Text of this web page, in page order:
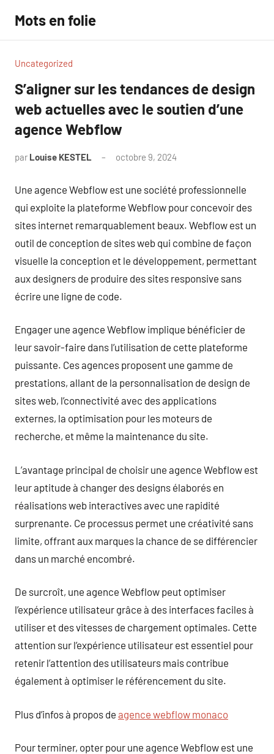
contenu
Mots en folie
Uncategorized
S’aligner sur les tendances de design
web actuelles avec le soutien d’une
agence Webflow
par Louise KESTEL octobre 9, 2024
Une agence Webflow est une société professionnelle
qui exploite la plateforme Webflow pour concevoir des
sites internet remarquablement beaux. Webflow est un
outil de conception de sites web qui combine de façon
visuelle la conception et le développement, permettant
aux designers de produire des sites responsive sans
écrire une ligne de code.
Engager une agence Webflow implique bénéficier de
leur savoir-faire dans l’utilisation de cette plateforme
puissante. Ces agences proposent une gamme de
prestations, allant de la personnalisation de design de
sites web, l’connectivité avec des applications
externes, la optimisation pour les moteurs de
recherche, et même la maintenance du site.
L’avantage principal de choisir une agence Webflow est
leur aptitude à changer des designs élaborés en
réalisations web interactives avec une rapidité
surprenante. Ce processus permet une créativité sans
limite, offrant aux marques la chance de se différencier
dans un marché encombré.
De surcroît, une agence Webflow peut optimiser
l’expérience utilisateur grâce à des interfaces faciles à
utiliser et des vitesses de chargement optimales. Cette
attention sur l’expérience utilisateur est essentiel pour
retenir l’attention des utilisateurs mais contribue
également à optimiser le référencement du site.
Plus d’infos à propos de agence webflow monaco
Pour terminer, opter pour une agence Webflow est une